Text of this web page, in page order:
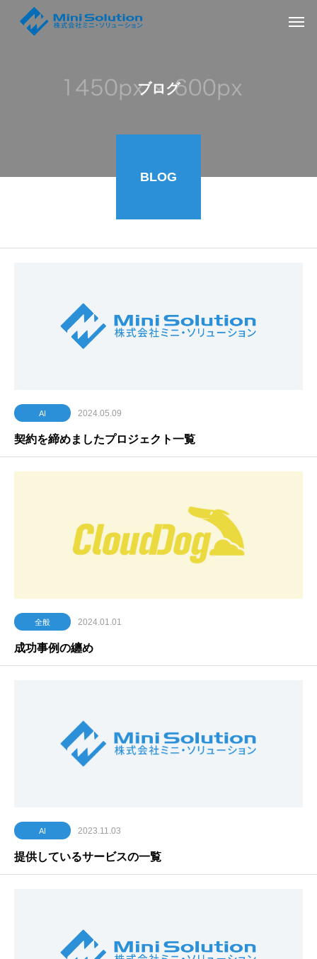
ブログ
BLOG
AI 2024.05.09
契約を締めましたプロジェクト一覧
全般 2024.01.01
成功事例の纏め
AI 2023.11.03
提供しているサービスの一覧